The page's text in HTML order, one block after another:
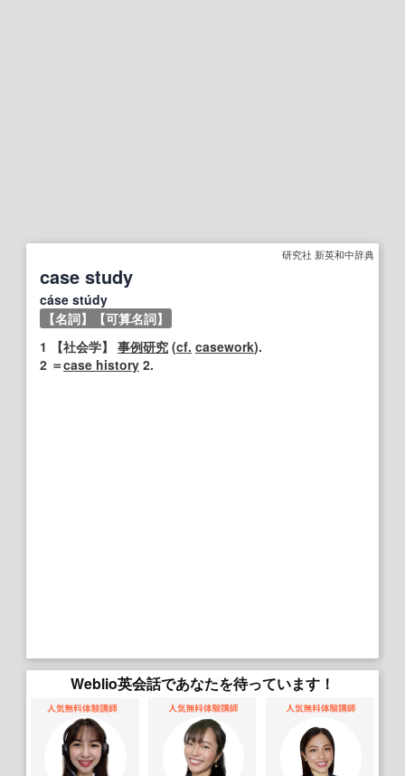
研究社 新英和中辞典
case study
cáse stúdy
【名詞】
【可算名詞】
1
【社会学】 事例研究 (cf. casework).
2 ＝case history 2.
Weblio英会話であなたを待っています！